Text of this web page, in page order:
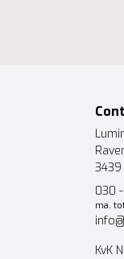
3439
030
ma.
KvK